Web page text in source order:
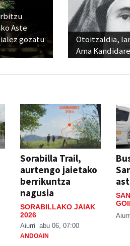
Aste
gozatu
Otoitzaldia,
Ama
Sorabilla Trail,
aurtengo jaietako
berrikuntza
nagusia
SORABILLAKO JAIAK
2026
Aiurri abu 06, 07:00
ANDOAIN
Aiurri